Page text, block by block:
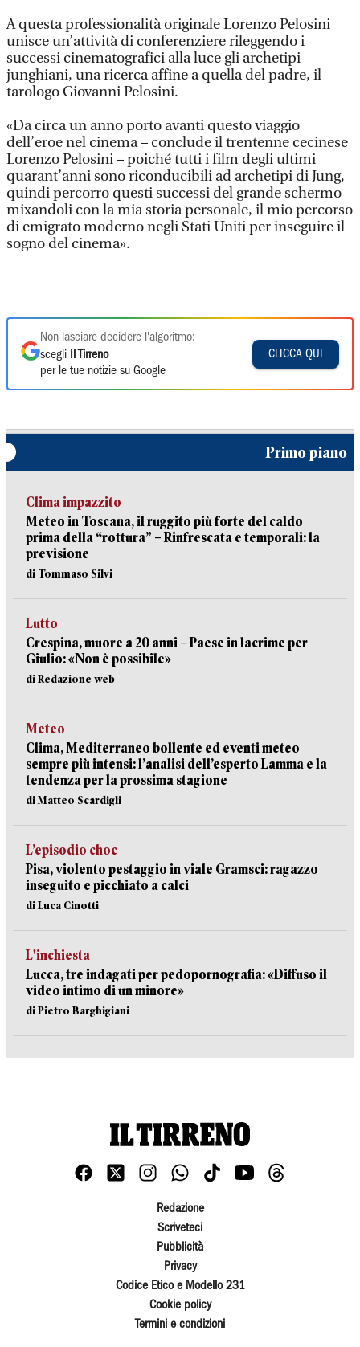
A questa professionalità originale Lorenzo Pelosini
unisce un’attività di conferenziere rileggendo i
successi cinematografici alla luce gli archetipi
junghiani, una ricerca affine a quella del padre, il
tarologo Giovanni Pelosini.
«Da circa un anno porto avanti questo viaggio
dell’eroe nel cinema – conclude il trentenne cecinese
Lorenzo Pelosini – poiché tutti i film degli ultimi
quarant’anni sono riconducibili ad archetipi di Jung,
quindi percorro questi successi del grande schermo
mixandoli con la mia storia personale, il mio percorso
di emigrato moderno negli Stati Uniti per inseguire il
sogno del cinema».
Non lasciare decidere l'algoritmo:
scegli
Il Tirreno
per le tue notizie su Google
CLICCA QUI
Primo piano
Clima impazzito
Meteo in Toscana, il ruggito più forte del caldo
prima della “rottura” – Rinfrescata e temporali: la
previsione
di Tommaso Silvi
Lutto
Crespina, muore a 20 anni – Paese in lacrime per
Giulio: «Non è possibile»
di Redazione web
Meteo
Clima, Mediterraneo bollente ed eventi meteo
sempre più intensi: l’analisi dell’esperto Lamma e la
tendenza per la prossima stagione
di Matteo Scardigli
L’episodio choc
Pisa, violento pestaggio in viale Gramsci: ragazzo
inseguito e picchiato a calci
di Luca Cinotti
L'inchiesta
Lucca, tre indagati per pedopornografia: «Diffuso il
video intimo di un minore»
di Pietro Barghigiani
Redazione
Scriveteci
Pubblicità
Privacy
Codice Etico e Modello 231
Cookie policy
Termini e condizioni